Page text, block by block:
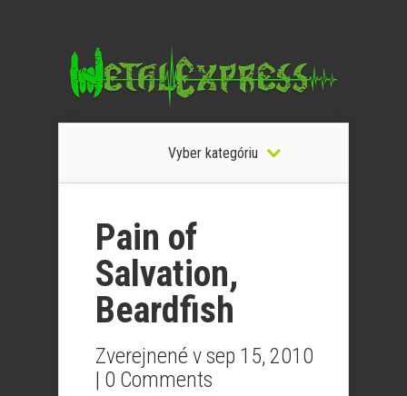
Vyber kategóriu
Pain of
Salvation,
Beardfish
Zverejnené v sep 15, 2010
| 0 Comments